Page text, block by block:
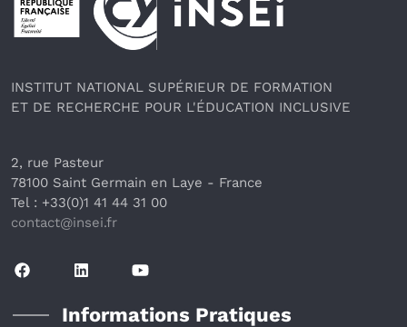
INSTITUT NATIONAL SUPÉRIEUR DE FORMATION
ET DE RECHERCHE POUR L'ÉDUCATION INCLUSIVE
2, rue Pasteur
78100 Saint Germain en Laye - France
Tel : +33(0)1 41 44 31 00
contact@insei.fr
Informations Pratiques